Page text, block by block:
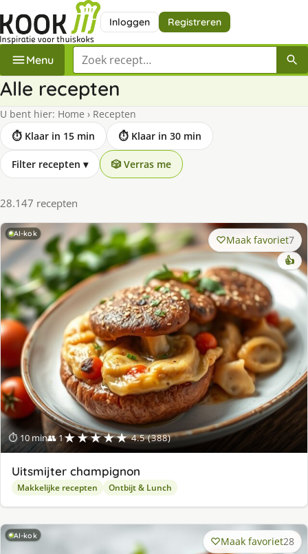
Inloggen Registreren
Menu Zoek een recept
Alle recepten
U bent hier: Home › Recepten
⏱ Klaar in 15 min
⏱ Klaar in 30 min
Filter recepten ▾ 🎲 Verras me
28.147 recepten
AI-kok
⏱ 10 min👥 1★★★★★ 4.5 (388)
Maak favoriet7
👍
Uitsmijter champignon
Makkelijke recepten Ontbijt & Lunch
AI-kok Maak favoriet28